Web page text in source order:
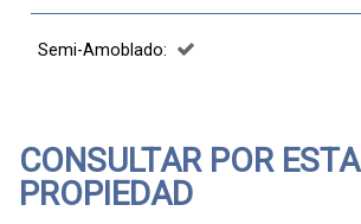
Semi-Amoblado:
CONSULTAR POR ESTA
PROPIEDAD